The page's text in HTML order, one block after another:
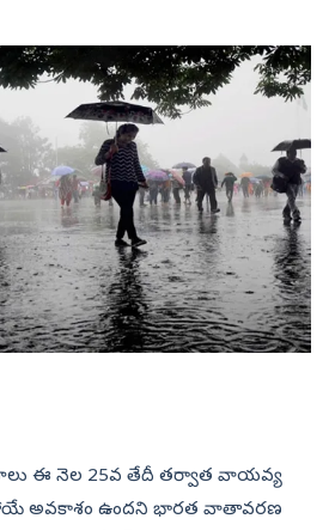
ఈ నెల 25వ తేదీ తర్వాత వాయవ్య
అవకాశం ఉందని భారత వాతావరణ